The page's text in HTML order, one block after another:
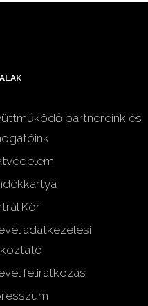
partnereink és
Kör
adatkezelési
feliratkozás